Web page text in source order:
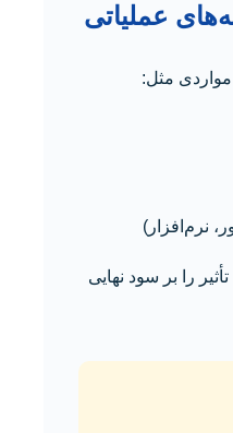
مثل:
نرم‌افزار)
را بر سود نهایی